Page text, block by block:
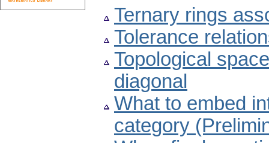
Ternary rings
Tolerance
Topological
diagonal
What to embed
category